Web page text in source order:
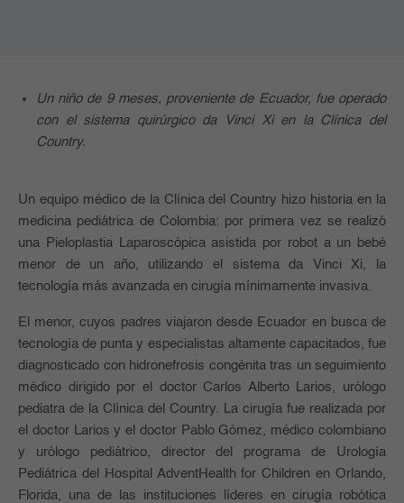
Un niño de 9 meses, proveniente de Ecuador, fue operado
con el sistema quirúrgico da Vinci Xi en la Clínica del
Country.
Un equipo médico de la Clínica del Country hizo historia en la
medicina pediátrica de Colombia: por primera vez se realizó
una Pieloplastia Laparoscópica asistida por robot a un bebé
menor de un año, utilizando el sistema da Vinci Xi, la
tecnología más avanzada en cirugía mínimamente invasiva.
El menor, cuyos padres viajaron desde Ecuador en busca de
tecnología de punta y especialistas altamente capacitados, fue
diagnosticado con hidronefrosis congénita tras un seguimiento
médico dirigido por el doctor Carlos Alberto Larios, urólogo
pediatra de la Clínica del Country. La cirugía fue realizada por
el doctor Larios y el doctor Pablo Gómez, médico colombiano
y urólogo pediátrico, director del programa de Urología
Pediátrica del Hospital AdventHealth for Children en Orlando,
Florida, una de las instituciones líderes en cirugía robótica